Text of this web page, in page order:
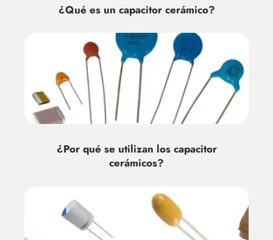
¿Qué es un capacitor cerámico?
¿Por qué se utilizan los capacitor
cerámicos?